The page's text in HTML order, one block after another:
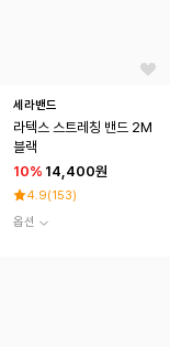
세라밴드
라텍스 스트레칭 밴드 2M
블랙
10% 14,400원
4.9(153)
옵션